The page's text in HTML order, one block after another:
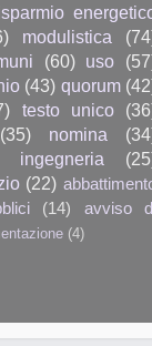
modulistica
(60) uso
(43) quorum
testo unico
(35) nomina
ingegneria
(22)
(14)
avviso
(4)